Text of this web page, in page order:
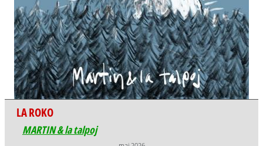
LA ROKO
MARTIN & la talpoj